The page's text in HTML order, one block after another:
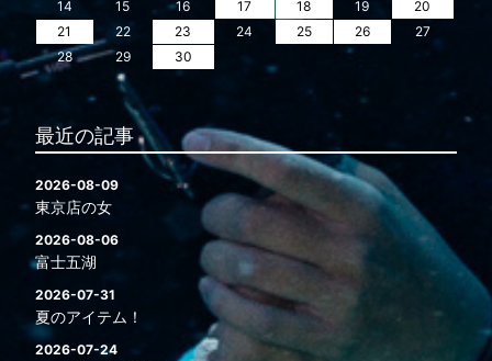
14 15 16 17 18 19
20
21
22 23 24 25 26
27
28
29 30
最近の記事
2026-08-09
東京店の女
2026-08-06
富士五湖
2026-07-31
夏のアイテム！
2026-07-24